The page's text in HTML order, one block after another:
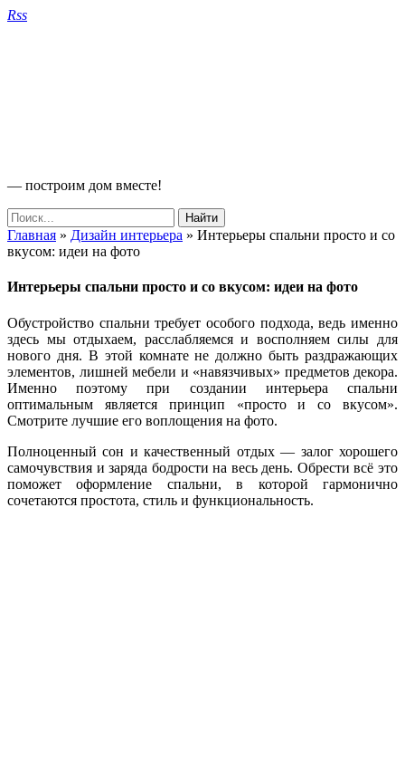
Rss
— построим дом вместе!
Главная » Дизайн интерьера » Интерьеры спальни просто и со
вкусом: идеи на фото
Интерьеры спальни просто и со вкусом: идеи на фото
Обустройство спальни требует особого подхода, ведь именно
здесь мы отдыхаем, расслабляемся и восполняем силы для
нового дня. В этой комнате не должно быть раздражающих
элементов, лишней мебели и «навязчивых» предметов декора.
Именно поэтому при создании интерьера спальни
оптимальным является принцип «просто и со вкусом».
Смотрите лучшие его воплощения на фото.
Полноценный сон и качественный отдых — залог хорошего
самочувствия и заряда бодрости на весь день. Обрести всё это
поможет оформление спальни, в которой гармонично
сочетаются простота, стиль и функциональность.